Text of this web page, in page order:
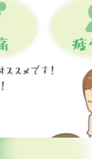
チャレンジ
CAMPFIRE for
CAMPFIREふ